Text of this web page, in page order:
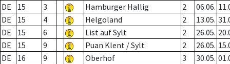
DE
15 3 Hamburger Hallig 2 06.06.
DE
15 4 Helgoland 2 13.05.
DE
15 6 List auf Sylt 2 26.05.
DE
15 9 Puan Klent / Sylt 2 26.05.
DE
16 9 Oberhof 3 30.05.